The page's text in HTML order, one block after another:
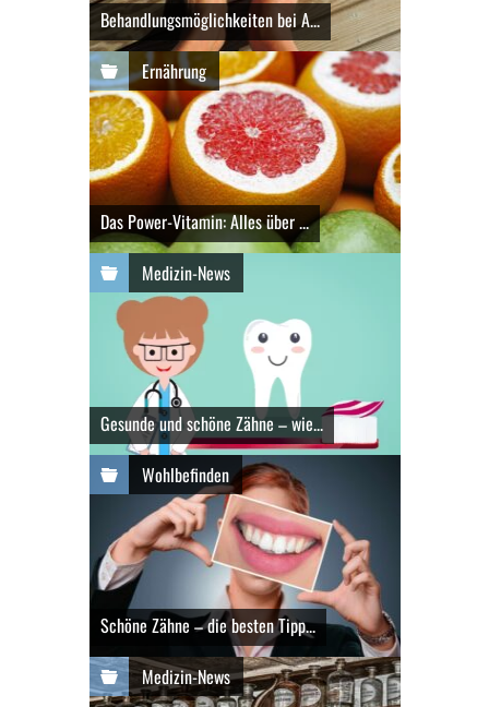
Behandlungsmöglichkeiten bei A...
Ernährung
Das Power-Vitamin: Alles über ...
Medizin-News
Gesunde und schöne Zähne – wie...
Wohlbefinden
Schöne Zähne – die besten Tipp...
Medizin-News